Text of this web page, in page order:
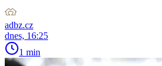
adbz.cz
dnes, 16:25
1 min